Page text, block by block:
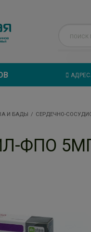
И БАДЫ СЕРДЕЧНО-
ФПО